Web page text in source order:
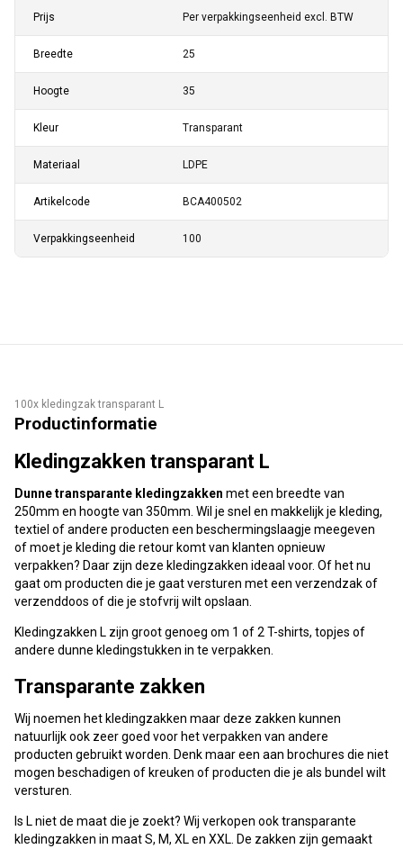
Prijs Per verpakkingseenheid excl. BTW
Breedte 25
Hoogte 35
Kleur Transparant
Materiaal LDPE
Artikelcode BCA400502
Verpakkingseenheid 100
100x kledingzak transparant L
Productinformatie
Kledingzakken transparant L
Dunne transparante kledingzakken met een breedte van
250mm en hoogte van 350mm. Wil je snel en makkelijk je kleding,
textiel of andere producten een beschermingslaagje meegeven
of moet je kleding die retour komt van klanten opnieuw
verpakken? Daar zijn deze kledingzakken ideaal voor. Of het nu
gaat om producten die je gaat versturen met een verzendzak of
verzenddoos of die je stofvrij wilt opslaan.
Kledingzakken L zijn groot genoeg om 1 of 2 T-shirts, topjes of
andere dunne kledingstukken in te verpakken.
Transparante zakken
Wij noemen het kledingzakken maar deze zakken kunnen
natuurlijk ook zeer goed voor het verpakken van andere
producten gebruikt worden. Denk maar een aan brochures die niet
mogen beschadigen of kreuken of producten die je als bundel wilt
versturen.
Is L niet de maat die je zoekt? Wij verkopen ook transparante
kledingzakken in maat S, M, XL en XXL. De zakken zijn gemaakt